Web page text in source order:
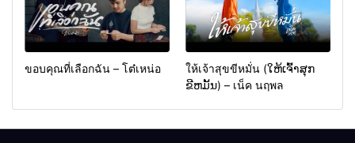
ขอบคุณที่เลือกฉัน – โต๋เหน่อ
ให้เจ้าสุขขีหมั่น (ໃຫ້ເຈົ້າສຸກ
ຂີຫມັ້ນ) – เน็ค นฤพล